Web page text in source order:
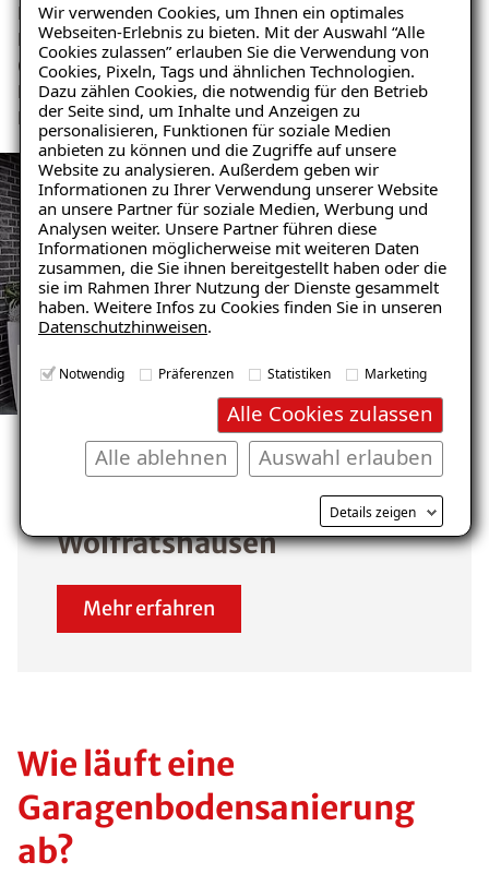
Wir verwenden Cookies, um Ihnen ein optimales
Webseiten-Erlebnis zu bieten. Mit der Auswahl “Alle
Cookies zulassen” erlauben Sie die Verwendung von
Cookies, Pixeln, Tags und ähnlichen Technologien.
Dazu zählen Cookies, die notwendig für den Betrieb
der Seite sind, um Inhalte und Anzeigen zu
personalisieren, Funktionen für soziale Medien
anbieten zu können und die Zugriffe auf unsere
Website zu analysieren. Außerdem geben wir
Informationen zu Ihrer Verwendung unserer Website
an unsere Partner für soziale Medien, Werbung und
Analysen weiter. Unsere Partner führen diese
Informationen möglicherweise mit weiteren Daten
zusammen, die Sie ihnen bereitgestellt haben oder die
sie im Rahmen Ihrer Nutzung der Dienste gesammelt
haben. Weitere Infos zu Cookies finden Sie in unseren
Datenschutzhinweisen.
Notwendig Präferenzen Statistiken Marketing
Alle Cookies zulassen
Auswahl erlauben
Alle ablehnen
Details zeigen
Haftung zwischen Belag und Untergrund. Neben der
Erneuerung des Garagenbodens umfasst die Sanierung
(bei Bedarf) auch die Beseitigung übriger
Feuchtigkeitsquellen. Auch bereits bestehende
Feuchtigkeitsschäden werden dabei von uns behoben.
GARAGENSANIERUNG REFERENZEN
Unsere zufriedenen
Wolfratshausen
Mehr erfahren
Wie läuft eine
Garagenbodensanierung
ab?
Ratgeber „Sofort-Tipps gegen
Feuchtigkeit“
– jetzt kostenlos
herunterladen!
E-Mail eingeben
Kostenlosen Ratgeber anfordern